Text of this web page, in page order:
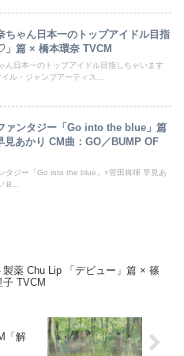
ちゃん日本一のトップアイドル目指
」篇 × 橋本環奈 TVCM
ん日本一のトップアイドル目指しちゃいます
ル・ジャンプアーティス...
ァンタジー「Go into the blue」篇
見あかり CM曲：GO／BUMP OF
タジー「Go into the blue」×菅田将暉 早見あ
B...
製薬 Chu Lip 「デビュー」篇 × 篠
子 TVCM
「解